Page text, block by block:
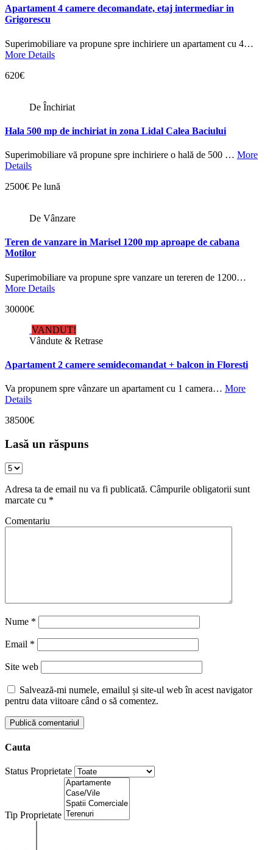
Apartament 4 camere decomandate, etaj intermediar in
Grigorescu
Superimobiliare va propune spre inchiriere un apartament cu 4…
More Details
620€
De Închiriat
Hala 500 mp de inchiriat in zona Lidal Calea Baciului
Superimobiliare vă propune spre inchiriere o hală de 500 … More
Details
2500€ Pe lună
De Vânzare
Teren de vanzare in Marisel 1200 mp aproape de cabana
Motilor
Superimobiliare va propune spre vanzare un tereren de 1200…
More Details
30000€
VANDUT!
Vândute & Retrase
Apartament 2 camere semidecomandat + balcon in Floresti
Va propunem spre vânzare un apartament cu 1 camera… More
Details
38500€
Lasă un răspuns
Adresa ta de email nu va fi publicată. Câmpurile obligatorii sunt
marcate cu *
Comentariu
Nume *
Email *
Site web
Salvează-mi numele, emailul și site-ul web în acest navigator
pentru data viitoare când o să comentez.
Cauta
Status Proprietate
Tip Proprietate